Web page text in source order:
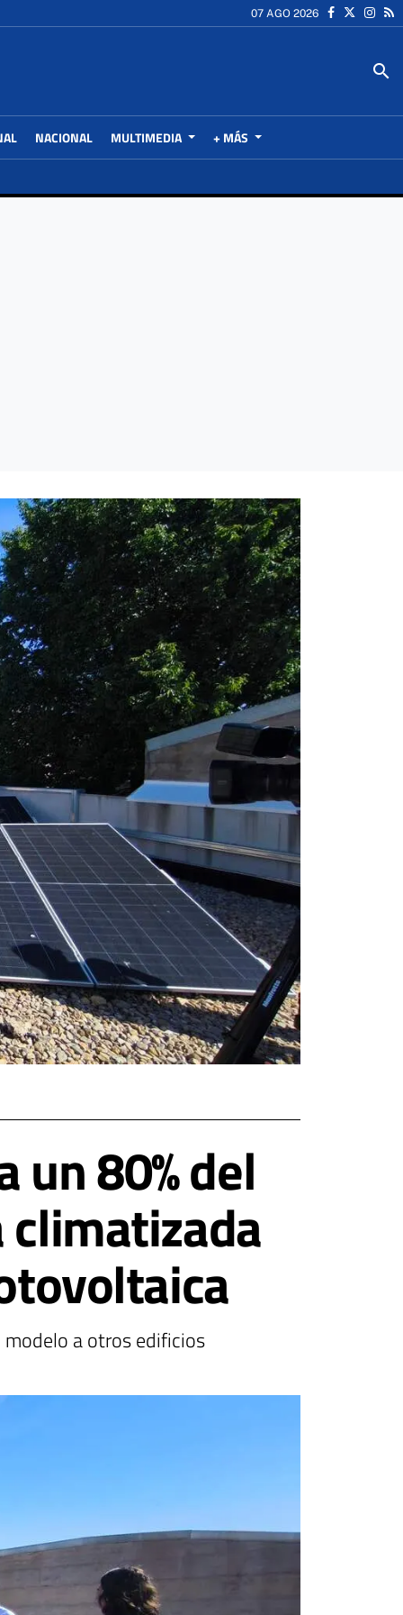
07 AGO 2026
search
NACIONAL MULTIMEDIA + MÁS
un 80% del
climatizada
a otros edificios